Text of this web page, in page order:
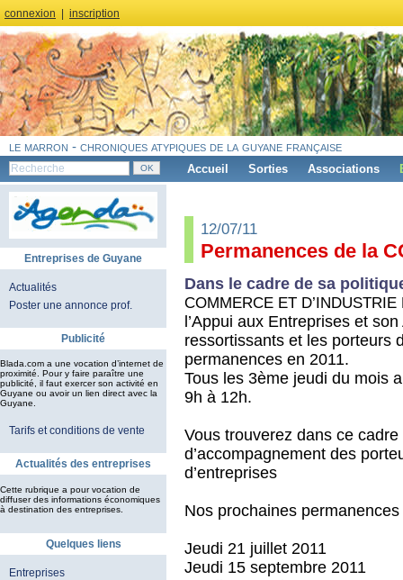
connexion inscription
le marron - chroniques atypiques de la guyane française
Accueil Sorties Associations
Entreprises de Guyane
Actualités
Poster une annonce prof.
Publicité
Blada.com a une vocation d’internet de
proximité. Pour y faire paraître une
publicité, il faut exercer son activité en
Guyane ou avoir un lien direct avec la
Guyane.
Tarifs et conditions de vente
Actualités des entreprises
Cette rubrique a pour vocation de
diffuser des informations économiques
à destination des entreprises.
Quelques liens
Entreprises
12/07/11
Permanences de la
Dans le cadre de sa
COMMERCE ET
l’Appui aux Entreprises et
ressortissants et les porteurs
permanences en 2011.
Tous les 3ème jeudi du mois
9h à 12h.
Vous trouverez dans ce
d’accompagnement des
d’entreprises
Nos prochaines
Jeudi 21 juillet 2011
Jeudi 15 septembre 2011